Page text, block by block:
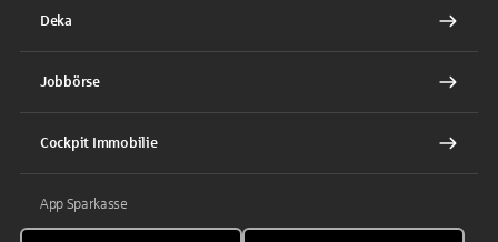
Deka
Jobbörse
Cockpit Immobilie
App Sparkasse